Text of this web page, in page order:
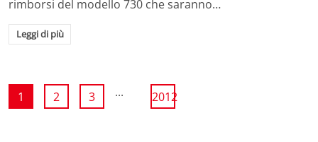
rimborsi del modello 730 che saranno…
Leggi di più
1 2 3 ... 2012